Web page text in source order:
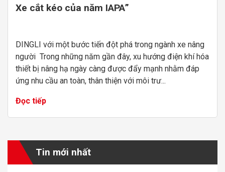
Xe cắt kéo của năm IAPA”
DINGLI với một bước tiến đột phá trong ngành xe nâng
người Trong những năm gần đây, xu hướng điện khí hóa
thiết bị nâng hạ ngày càng được đẩy mạnh nhằm đáp
ứng nhu cầu an toàn, thân thiện với môi trư...
Đọc tiếp
Tin mới nhất